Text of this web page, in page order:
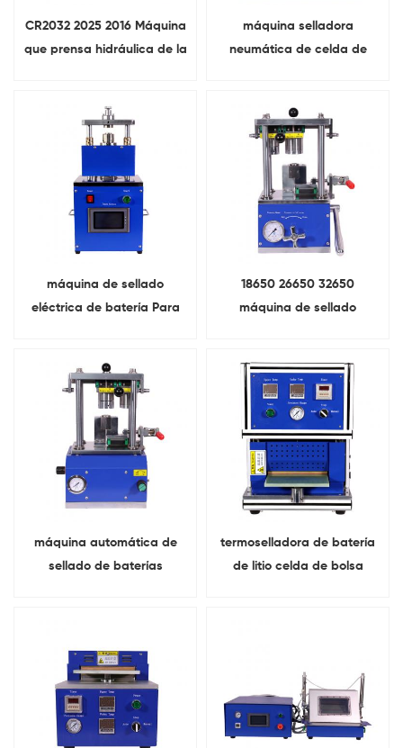
CR2032 2025 2016 Máquina
que prensa hidráulica de la
batería del botón
máquina selladora
neumática de celda de
máquina de sellado
eléctrica de batería Para
18650 26650 32650
máquina de sellado
investigación de
laboratorio
máquina automática de
sellado de baterías
termoselladora de batería
de litio celda de bolsa